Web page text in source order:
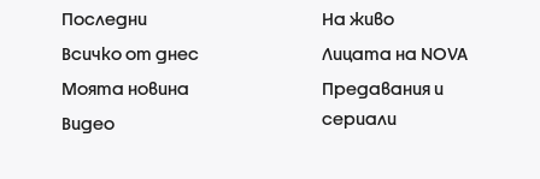
Последни
Всичко от днес
Моята новина
Видео
На живо
Лицата на NOVA
Предавания и
сериали